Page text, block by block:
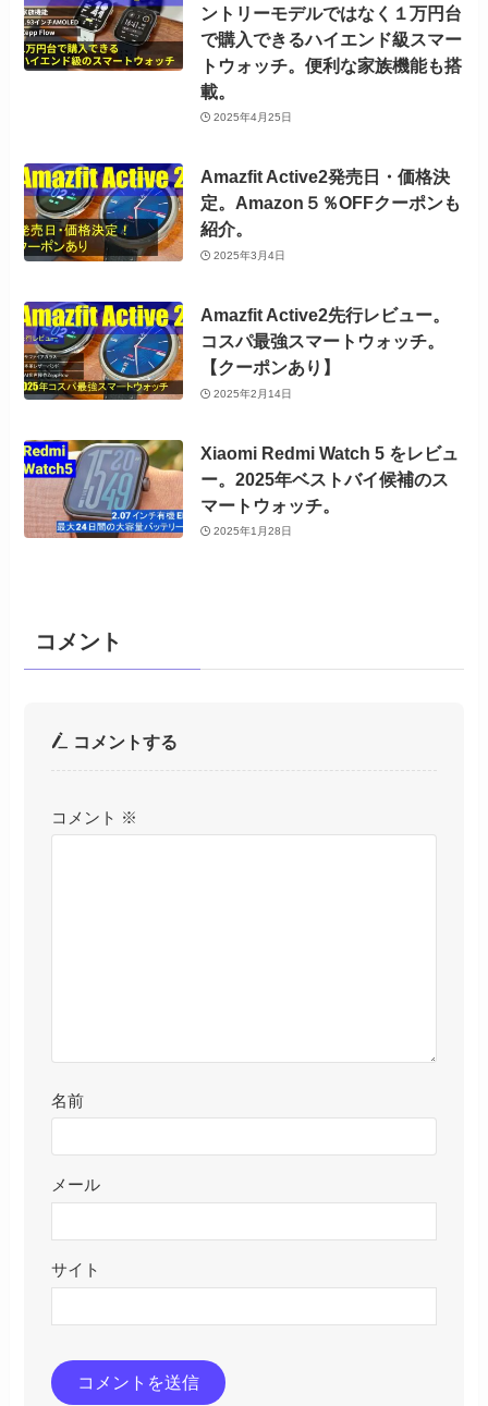
ントリーモデルではなく１万円台
で購入できるハイエンド級スマー
トウォッチ。便利な家族機能も搭
載。
2025年4月25日
Amazfit Active2発売日・価格決
定。Amazon５％OFFクーポンも
紹介。
2025年3月4日
Amazfit Active2先行レビュー。
コスパ最強スマートウォッチ。
【クーポンあり】
2025年2月14日
Xiaomi Redmi Watch 5 をレビュ
ー。2025年ベストバイ候補のス
マートウォッチ。
2025年1月28日
コメント
コメントする
コメント ※
名前
メール
サイト